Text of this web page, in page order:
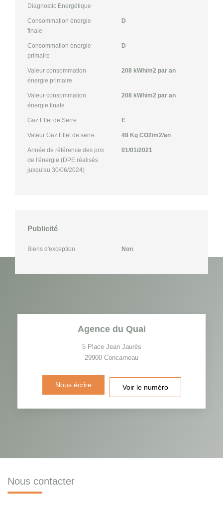
Diagnostic Energétique
Consommation énergie
finale
D
Consommation énergie
primaire
D
Valeur consommation
énergie primaire
208 kWh/m2 par an
Valeur consommation
énergie finale
208 kWh/m2 par an
Gaz Effet de Serre E
Valeur Gaz Effet de serre 48 Kg CO2/m2/an
Année de référence des prix
de l'énergie (DPE réalisés
jusqu'au 30/06/2024)
01/01/2021
Publicité
Biens d'exception Non
Agence du Quai
5 Place Jean Jaurès
29900 Concarneau
Nous écrire Voir le numéro
Nous contacter